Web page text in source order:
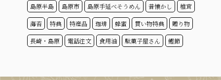
島原半島 島原市 島原手延べそうめん 昔懐かし 椎茸
海苔 特典 特産品 珈琲 蜂蜜 買い物特典 贈り物
長崎・島原 電話注文 食用油 駄菓子屋さん 鰹節